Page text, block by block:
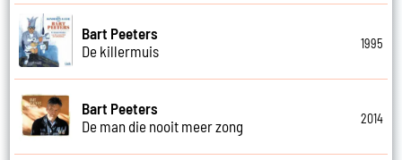
Bart Peeters
De killermuis
1995
Bart Peeters
De man die nooit meer zong
2014